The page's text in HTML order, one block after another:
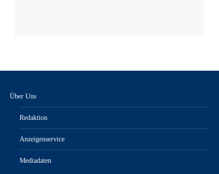
Über Uns
Redaktion
Anzeigenservice
Mediadaten